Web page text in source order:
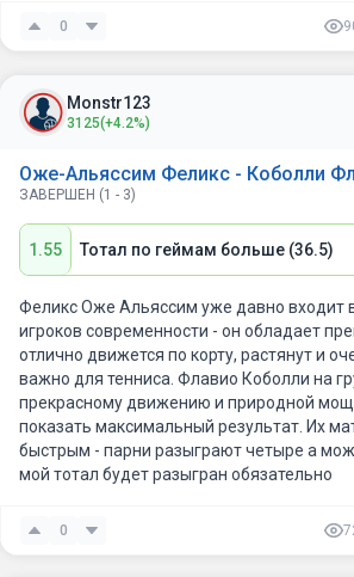
0
Monstr123
3125(+4.2%)
Оже-Альяссим Феликс - Коболли
ЗАВЕРШЕН (1 - 3)
1.55 Тотал по геймам больше (36.5)
Феликс Оже Альяссим уже давно входит
игроков современности - он обладает
отлично движется по корту, растянут и
важно для тенниса. Флавио Коболли на
прекрасному движению и природной
показать максимальный результат. Их
быстрым - парни разыграют четыре а
мой тотал будет разыгран обязательно
0